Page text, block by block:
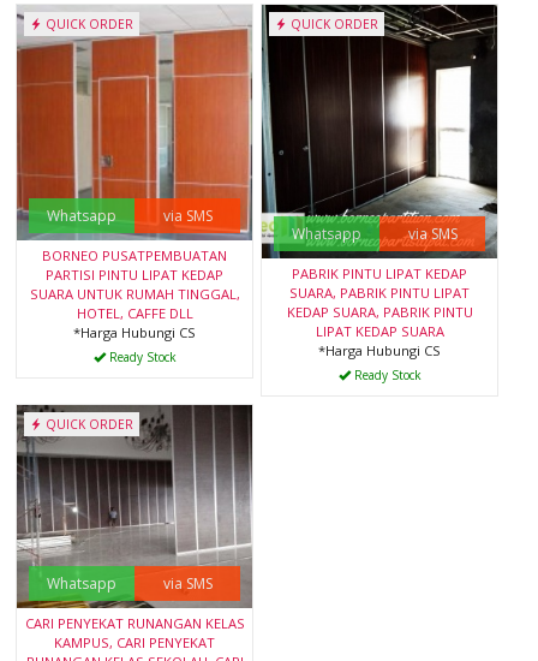
QUICK ORDER
Whatsapp via SMS
BORNEO PUSATPEMBUATAN
PARTISI PINTU LIPAT KEDAP
SUARA UNTUK RUMAH TINGGAL,
HOTEL, CAFFE DLL
*Harga Hubungi CS
Ready Stock
QUICK ORDER
Whatsapp via SMS
PABRIK PINTU LIPAT KEDAP
SUARA, PABRIK PINTU LIPAT
KEDAP SUARA, PABRIK PINTU
LIPAT KEDAP SUARA
*Harga Hubungi CS
Ready Stock
QUICK ORDER
Whatsapp via SMS
CARI PENYEKAT RUNANGAN KELAS
KAMPUS, CARI PENYEKAT